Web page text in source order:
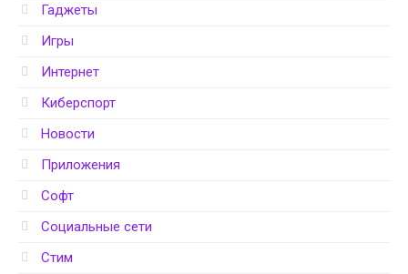
Гаджеты
Игры
Интернет
Киберспорт
Новости
Приложения
Софт
Социальные сети
Стим